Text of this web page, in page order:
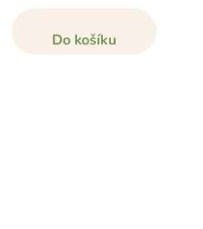
Do košíku